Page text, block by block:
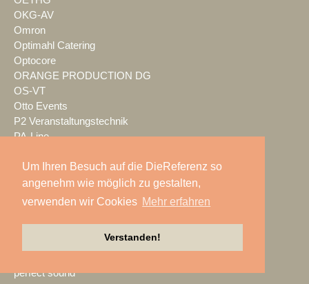
Um Ihren Besuch auf die DieReferenz so
angenehm wie möglich zu gestalten,
verwenden wir Cookies Mehr erfahren
Verstanden!
OKG-AV
Omron
Optimahl Catering
Optocore
ORANGE PRODUCTION DG
OS-VT
Otto Events
P2 Veranstaltungstechnik
PA-Line
PAM/events
Pan Acoustics
pan-pro
Party Rent
perfect sound